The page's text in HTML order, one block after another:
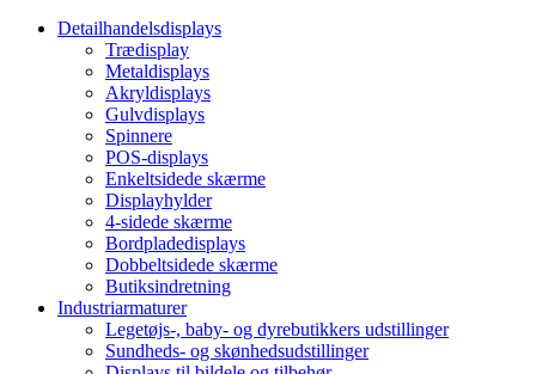
Detailhandelsdisplays
Trædisplay
Metaldisplays
Akryldisplays
Gulvdisplays
Spinnere
POS-displays
Enkeltsidede skærme
Displayhylder
4-sidede skærme
Bordpladedisplays
Dobbeltsidede skærme
Butiksindretning
Industriarmaturer
Legetøjs-, baby- og dyrebutikkers udstillinger
Sundheds- og skønhedsudstillinger